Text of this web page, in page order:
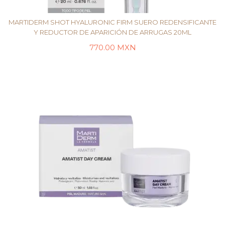
MARTIDERM SHOT HYALURONIC FIRM SUERO REDENSIFICANTE
Y REDUCTOR DE APARICIÓN DE ARRUGAS 20ML
770.00 MXN